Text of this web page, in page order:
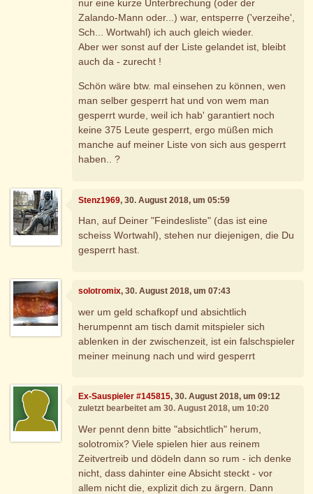
nur eine kurze Unterbrechung (oder der
Zalando-Mann oder...) war, entsperre ('verzeihe',
Sch... Wortwahl) ich auch gleich wieder.
Aber wer sonst auf der Liste gelandet ist, bleibt
auch da - zurecht !
Schön wäre btw. mal einsehen zu können, wen
man selber gesperrt hat und von wem man
gesperrt wurde, weil ich hab' garantiert noch
keine 375 Leute gesperrt, ergo müßen mich
manche auf meiner Liste von sich aus gesperrt
haben.. ?
Stenz1969, 30. August 2018, um 05:59
Han, auf Deiner "Feindesliste" (das ist eine
scheiss Wortwahl), stehen nur diejenigen, die Du
gesperrt hast.
solotromix, 30. August 2018, um 07:43
wer um geld schafkopf und absichtlich
herumpennt am tisch damit mitspieler sich
ablenken in der zwischenzeit, ist ein falschspieler
meiner meinung nach und wird gesperrt
Ex-Sauspieler #145815, 30. August 2018, um 09:12
zuletzt bearbeitet am 30. August 2018, um 10:20
Wer pennt denn bitte "absichtlich" herum,
solotromix? Viele spielen hier aus reinem
Zeitvertreib und dödeln dann so rum - ich denke
nicht, dass dahinter eine Absicht steckt - vor
allem nicht die, explizit dich zu ärgern. Dann